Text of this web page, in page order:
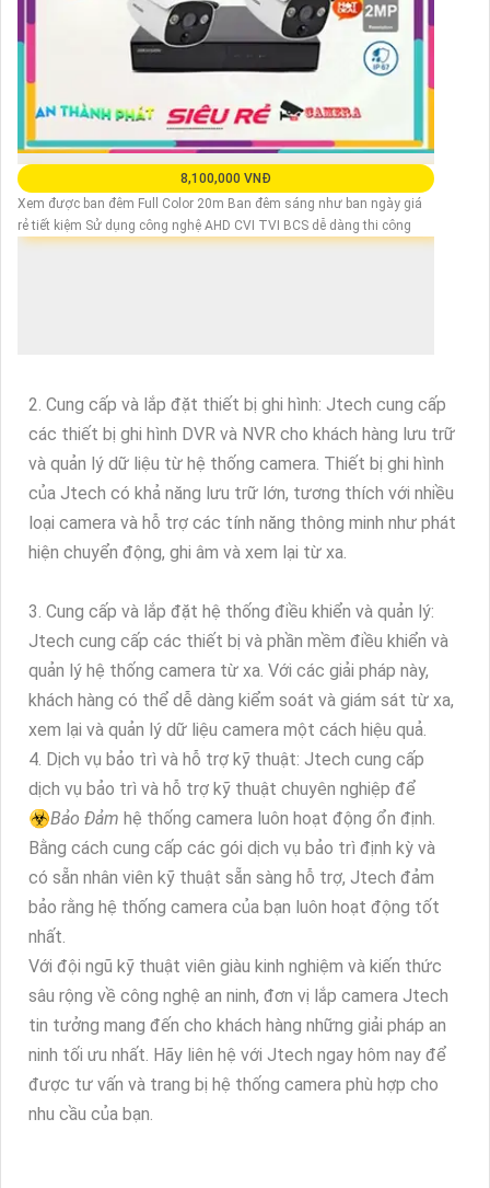
8,100,000 VNĐ
Xem được ban đêm Full Color 20m Ban đêm sáng như ban ngày giá
rẻ tiết kiệm Sử dụng công nghệ AHD CVI TVI BCS dễ dàng thi công
2. Cung cấp và lắp đặt thiết bị ghi hình: Jtech cung cấp
các thiết bị ghi hình DVR và NVR cho khách hàng lưu trữ
và quản lý dữ liệu từ hệ thống camera. Thiết bị ghi hình
của Jtech có khả năng lưu trữ lớn, tương thích với nhiều
loại camera và hỗ trợ các tính năng thông minh như phát
hiện chuyển động, ghi âm và xem lại từ xa.
3. Cung cấp và lắp đặt hệ thống điều khiển và quản lý:
Jtech cung cấp các thiết bị và phần mềm điều khiển và
quản lý hệ thống camera từ xa. Với các giải pháp này,
khách hàng có thể dễ dàng kiểm soát và giám sát từ xa,
xem lại và quản lý dữ liệu camera một cách hiệu quả.
4. Dịch vụ bảo trì và hỗ trợ kỹ thuật: Jtech cung cấp
dịch vụ bảo trì và hỗ trợ kỹ thuật chuyên nghiệp để
☣️Bảo Đảm hệ thống camera luôn hoạt động ổn định.
Bằng cách cung cấp các gói dịch vụ bảo trì định kỳ và
có sẵn nhân viên kỹ thuật sẵn sàng hỗ trợ, Jtech đảm
bảo rằng hệ thống camera của bạn luôn hoạt động tốt
nhất.
Với đội ngũ kỹ thuật viên giàu kinh nghiệm và kiến thức
sâu rộng về công nghệ an ninh, đơn vị lắp camera Jtech
tin tưởng mang đến cho khách hàng những giải pháp an
ninh tối ưu nhất. Hãy liên hệ với Jtech ngay hôm nay để
được tư vấn và trang bị hệ thống camera phù hợp cho
nhu cầu của bạn.